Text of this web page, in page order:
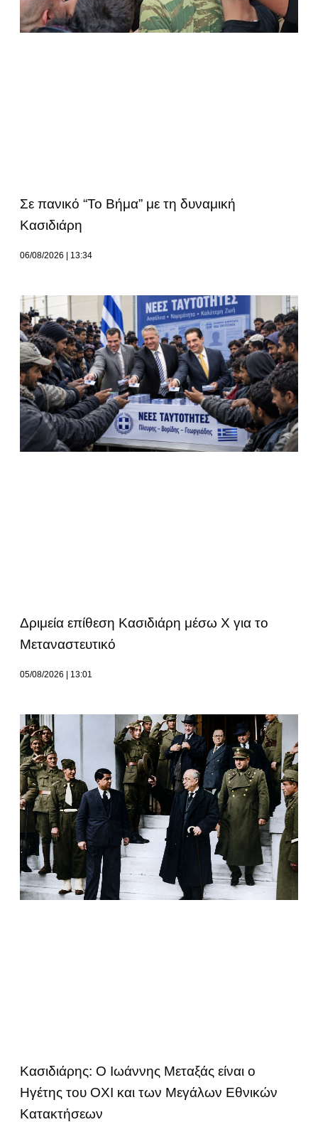
Σε πανικό “Το Βήμα” με τη δυναμική
Κασιδιάρη
06/08/2026 13:34
Δριμεία επίθεση Κασιδιάρη μέσω Χ για το
Μεταναστευτικό
05/08/2026 13:01
Κασιδιάρης: Ο Ιωάννης Μεταξάς είναι ο
Ηγέτης του ΟΧΙ και των Μεγάλων Εθνικών
Κατακτήσεων